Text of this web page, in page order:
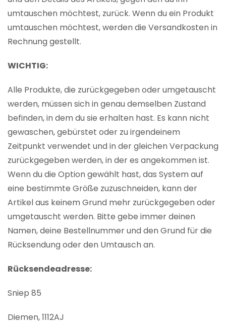
umtauschen möchtest, zurück. Wenn du ein Produkt
umtauschen möchtest, werden die Versandkosten in
Rechnung gestellt.
WICHTIG:
Alle Produkte, die zurückgegeben oder umgetauscht
werden, müssen sich in genau demselben Zustand
befinden, in dem du sie erhalten hast. Es kann nicht
gewaschen, gebürstet oder zu irgendeinem
Zeitpunkt verwendet und in der gleichen Verpackung
zurückgegeben werden, in der es angekommen ist.
Wenn du die Option gewählt hast, das System auf
eine bestimmte Größe zuzuschneiden, kann der
Artikel aus keinem Grund mehr zurückgegeben oder
umgetauscht werden. Bitte gebe immer deinen
Namen, deine Bestellnummer und den Grund für die
Rücksendung oder den Umtausch an.
Rücksendeadresse:
Sniep 85
Diemen, 1112AJ